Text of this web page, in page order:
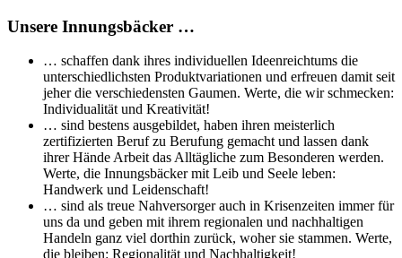
Unsere Innungsbäcker …
… schaffen dank ihres individuellen Ideenreichtums die
unterschiedlichsten Produktvariationen und erfreuen damit seit
jeher die verschiedensten Gaumen. Werte, die wir schmecken:
Individualität und Kreativität!
… sind bestens ausgebildet, haben ihren meisterlich
zertifizierten Beruf zu Berufung gemacht und lassen dank
ihrer Hände Arbeit das Alltägliche zum Besonderen werden.
Werte, die Innungsbäcker mit Leib und Seele leben:
Handwerk und Leidenschaft!
… sind als treue Nahversorger auch in Krisenzeiten immer für
uns da und geben mit ihrem regionalen und nachhaltigen
Handeln ganz viel dorthin zurück, woher sie stammen. Werte,
die bleiben: Regionalität und Nachhaltigkeit!